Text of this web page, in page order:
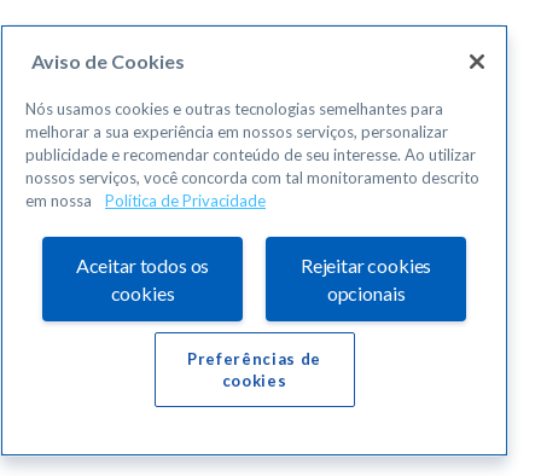
Aviso de Cookies
Nós usamos cookies e outras tecnologias semelhantes para
melhorar a sua experiência em nossos serviços, personalizar
publicidade e recomendar conteúdo de seu interesse. Ao utilizar
nossos serviços, você concorda com tal monitoramento descrito
em nossa
Política de Privacidade
Aceitar todos os
cookies
Rejeitar cookies
opcionais
Preferências de
cookies